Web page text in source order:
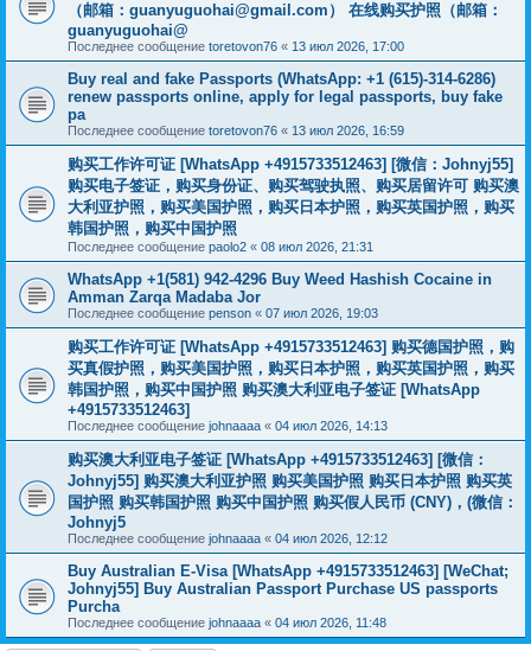
（邮箱： guanyuguohai@gmail.com ） 在线购买护照（邮箱：
guanyuguohai@
Последнее сообщение toretovon76 « 13 июл 2026, 17:00
Buy real and fake Passports (WhatsApp: +1 (615)-314-6286)
renew passports online, apply for legal passports, buy fake
pa
Последнее сообщение toretovon76 « 13 июл 2026, 16:59
购买工作许可证 [WhatsApp +4915733512463] [微信：Johnyj55]
购买电子签证，购买身份证、购买驾驶执照、购买居留许可 购买澳
大利亚护照，购买美国护照，购买日本护照，购买英国护照，购买
韩国护照，购买中国护照
Последнее сообщение paolo2 « 08 июл 2026, 21:31
WhatsApp +1(581) 942-4296 Buy Weed Hashish Cocaine in
Amman Zarqa Madaba Jor
Последнее сообщение penson « 07 июл 2026, 19:03
购买工作许可证 [WhatsApp +4915733512463] 购买德国护照，购
买真假护照，购买美国护照，购买日本护照，购买英国护照，购买
韩国护照，购买中国护照 购买澳大利亚电子签证 [WhatsApp
+4915733512463]
Последнее сообщение johnaaaa « 04 июл 2026, 14:13
购买澳大利亚电子签证 [WhatsApp +4915733512463] [微信：
Johnyj55] 购买澳大利亚护照 购买美国护照 购买日本护照 购买英
国护照 购买韩国护照 购买中国护照 购买假人民币 (CNY)，(微信：
Johnyj5
Последнее сообщение johnaaaa « 04 июл 2026, 12:12
Buy Australian E-Visa [WhatsApp +4915733512463] [WeChat;
Johnyj55] Buy Australian Passport Purchase US passports
Purcha
Последнее сообщение johnaaaa « 04 июл 2026, 11:48